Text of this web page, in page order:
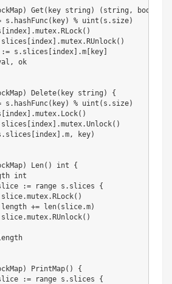
) Get ( key string ) ( string , bool
s . hashFunc( key) % uint ( s . size)
[index] .mutex.RLock( )
slices [index] .mutex.RUnlock( )
:= s . slices [index] .m [ key]
,
) Delete( key string )
{
s . hashFunc( key) % uint ( s . size)
[index] .mutex. Lock( )
slices [index] .mutex.Unlock( )
. slices [index] .m , key)
) Len( ) int
{
int
:= range s . slices {
		slice
.mutex.RLock( )
		length
+= len( slice.m)
		slice
.mutex.RUnlock( )
) PrintMap( )
{
:= range s . slices {